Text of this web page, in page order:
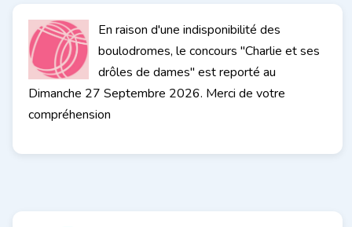
En raison d'une indisponibilité des
boulodromes, le concours "Charlie et ses
drôles de dames" est reporté au
Dimanche 27 Septembre 2026. Merci de votre
compréhension